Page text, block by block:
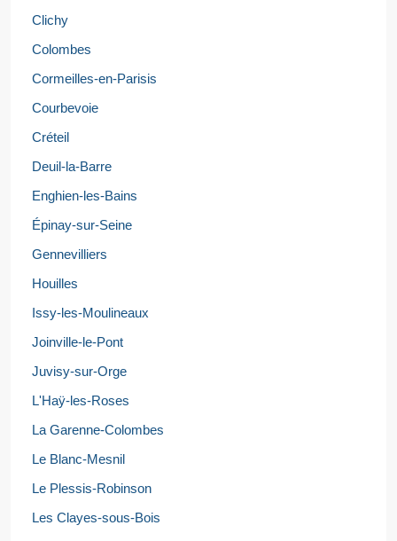
Clichy
Colombes
Cormeilles-en-Parisis
Courbevoie
Créteil
Deuil-la-Barre
Enghien-les-Bains
Épinay-sur-Seine
Gennevilliers
Houilles
Issy-les-Moulineaux
Joinville-le-Pont
Juvisy-sur-Orge
L'Haÿ-les-Roses
La Garenne-Colombes
Le Blanc-Mesnil
Le Plessis-Robinson
Les Clayes-sous-Bois